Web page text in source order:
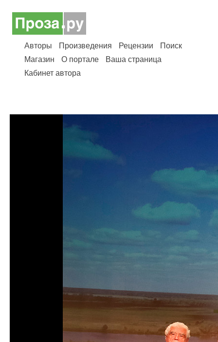
Авторы Произведения Рецензии
Поиск
Магазин
О портале
Ваша страница
Кабинет автора